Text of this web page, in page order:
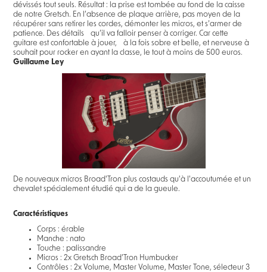
dévissés tout seuls. Résultat : la prise est tombée au fond de la caisse
de notre Gretsch. En l’absence de plaque arrière, pas moyen de la
récupérer sans retirer les cordes, démonter les micros, et s’armer de
patience. Des détails qu’il va falloir penser à corriger. Car cette
guitare est confortable à jouer, à la fois sobre et belle, et nerveuse à
souhait pour rocker en ayant la classe, le tout à moins de 500 euros.
Guillaume Ley
De nouveaux micros Broad'Tron plus costauds qu'à l'accoutumée et un
chevalet spécialement étudié qui a de la gueule.
Caractéristiques
Corps : érable
Manche : nato
Touche : palissandre
Micros : 2x Gretsch Broad’Tron Humbucker
Contrôles : 2x Volume, Master Volume, Master Tone, sélecteur 3